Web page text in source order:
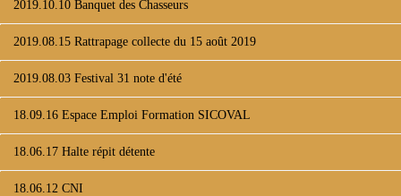
2019.10.10 Banquet des Chasseurs
2019.08.15 Rattrapage collecte du 15 août 2019
2019.08.03 Festival 31 note d'été
18.09.16 Espace Emploi Formation SICOVAL
18.06.17 Halte répit détente
18.06.12 CNI